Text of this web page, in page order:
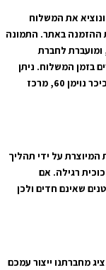
את המשלוח
מרגע קבלת ההזמנה באתר. התמונה
ומועברת לחברת
בזמן המשלוח. ניתן
לבצע איסוף עצמי מבית שמש בתיאום מראש מרחוב כיכר נוימן 60, מרכז
המיוצרת על ידי תהליך
רגילה. אם
שאינם חדים ולכן
מחברתנו ייצור עמכם